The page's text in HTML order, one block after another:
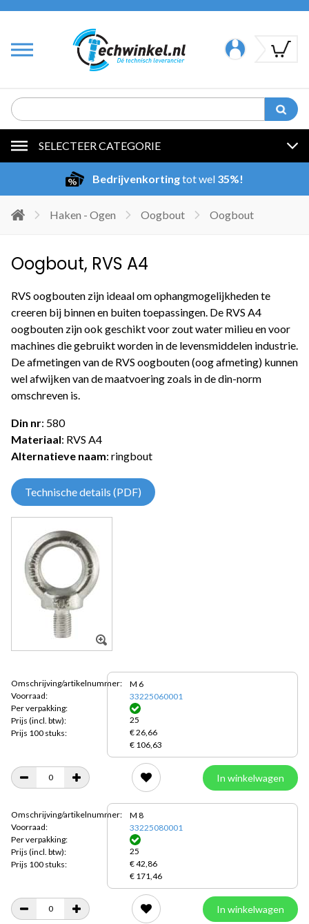
SELECTEER CATEGORIE
Bedrijvenkortingtot wel 35%!
Haken - Ogen Oogbout Oogbout
Oogbout, RVS A4
RVS oogbouten zijn ideaal om ophangmogelijkheden te
creeren bij binnen en buiten toepassingen. De RVS A4
oogbouten zijn ook geschikt voor zout water milieu en voor
machines die gebruikt worden in de levensmiddelen industrie.
De afmetingen van de RVS oogbouten (oog afmeting) kunnen
wel afwijken van de maatvoering zoals in de din-norm
omschreven is.
Din nr: 580
Materiaal: RVS A4
Alternatieve naam: ringbout
Technische details (PDF)
Omschrijving/artikelnummer:
Voorraad:
Per verpakking:
Prijs (incl. btw):
Prijs 100 stuks:
M 6
33225060001
25
€ 26,66
€ 106,63
In winkelwagen
Omschrijving/artikelnummer:
Voorraad:
Per verpakking:
Prijs (incl. btw):
Prijs 100 stuks:
M 8
33225080001
25
€ 42,86
€ 171,46
In winkelwagen